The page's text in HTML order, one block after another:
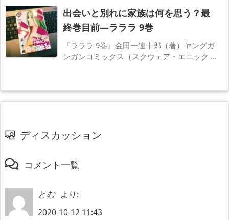
出会いと別れに家族は何を思う？最
終巻目前―ラララ 9巻
『ラララ 9巻』金田一連十郎（著）ヤングガ
ンガンコミックス（スクウェア・エニック ...
ディスカッション
コメント一覧
とむ
より:
2020-10-12 11:43